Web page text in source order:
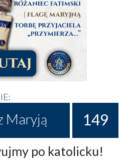
Maryją 149
po katolicku!